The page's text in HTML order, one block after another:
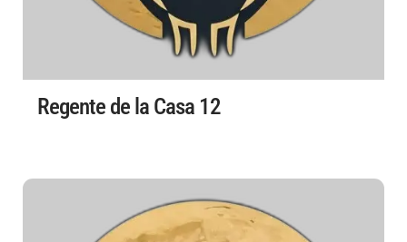
Regente de la Casa 12